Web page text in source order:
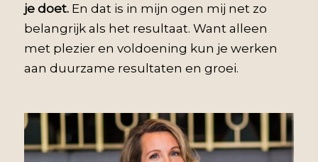
je doet.En dat is in mijn ogen mij net zo
belangrijk als het resultaat. Want alleen
met plezier en voldoening kun je werken
aan duurzame resultaten en groei.